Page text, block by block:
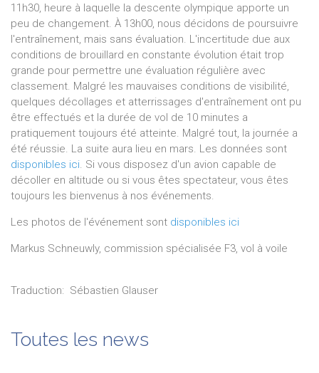
11h30, heure à laquelle la descente olympique apporte un
peu de changement. À 13h00, nous décidons de poursuivre
l'entraînement, mais sans évaluation. L'incertitude due aux
conditions de brouillard en constante évolution était trop
grande pour permettre une évaluation régulière avec
classement. Malgré les mauvaises conditions de visibilité,
quelques décollages et atterrissages d'entraînement ont pu
être effectués et la durée de vol de 10 minutes a
pratiquement toujours été atteinte. Malgré tout, la journée a
été réussie. La suite aura lieu en mars. Les données sont
disponibles ici . Si vous disposez d'un avion capable de
décoller en altitude ou si vous êtes spectateur, vous êtes
toujours les bienvenus à nos événements.
Les photos de l'événement sont disponibles ici
Markus Schneuwly, commission spécialisée F3, vol à voile
Traduction: Sébastien Glauser
Toutes les news